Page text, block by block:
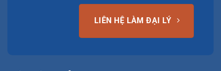
LIÊN HỆ LÀM ĐẠI LÝ